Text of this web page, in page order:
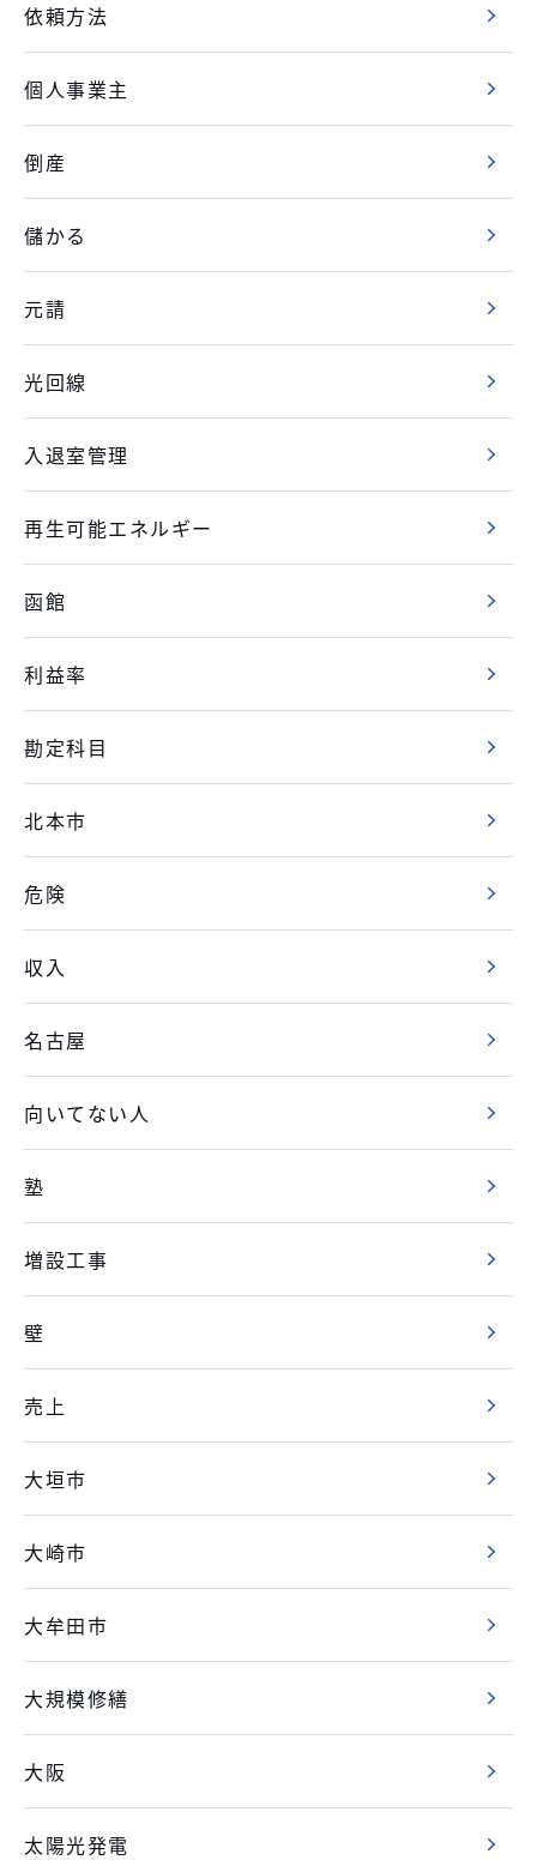
依頼方法
個人事業主
倒産
儲かる
元請
光回線
入退室管理
再生可能エネルギー
函館
利益率
勘定科目
北本市
危険
収入
名古屋
向いてない人
塾
増設工事
壁
売上
大垣市
大崎市
大牟田市
大規模修繕
大阪
太陽光発電